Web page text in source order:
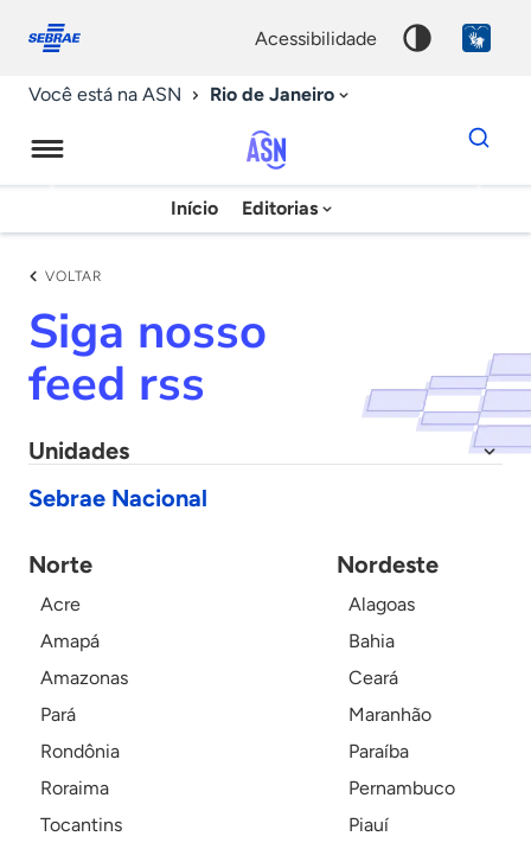
conosco
acessibilidade
Você está na ASN Rio de Janeiro
Agência
Sebrae
Notícias
Início Editorias
Dados
para
chave
VOLTAR
Siga nosso
feed rss
Unidades
Sebrae Nacional
Norte
Acre
Amapá
Amazonas
Pará
Rondônia
Roraima
Tocantins
Nordeste
Alagoas
Bahia
Ceará
Maranhão
Paraíba
Pernambuco
Piauí